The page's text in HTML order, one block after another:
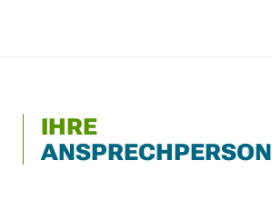
IHRE
ANSPRECHPERSON